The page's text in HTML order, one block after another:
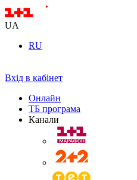
UA
RU
Вхід в кабінет
Онлайн
ТБ програма
Канали